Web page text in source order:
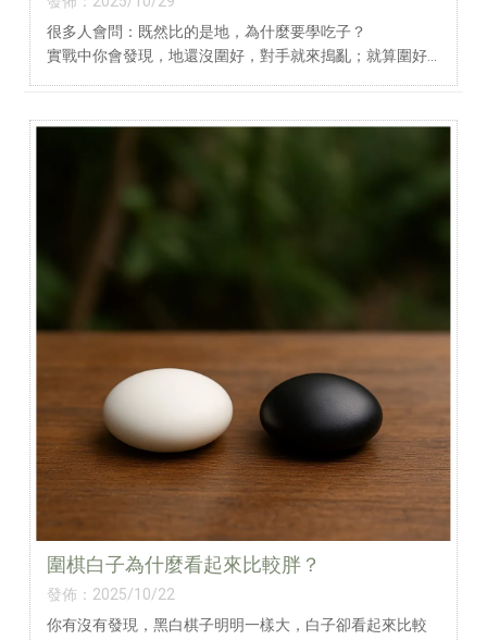
很多人會問：既然比的是地，為什麼要學吃子？
實戰中你會發現，地還沒圍好，對手就來搗亂；就算圍好
圍棋白子為什麼看起來比較胖？
發佈：2025/10/22
你有沒有發現，黑白棋子明明一樣大，白子卻看起來比較